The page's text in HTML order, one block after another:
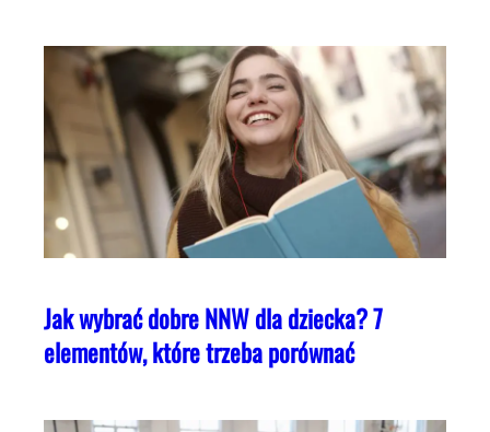
Jak wybrać dobre NNW dla dziecka? 7
elementów, które trzeba porównać